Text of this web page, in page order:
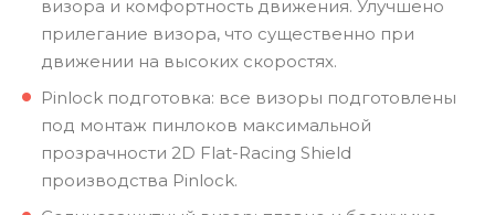
визора и комфортность движения. Улучшено
прилегание визора, что существенно при
движении на высоких скоростях.
Pinlock подготовка: все визоры подготовлены
под монтаж пинлоков максимальной
прозрачности 2D Flat-Racing Shield
производства Pinlock.